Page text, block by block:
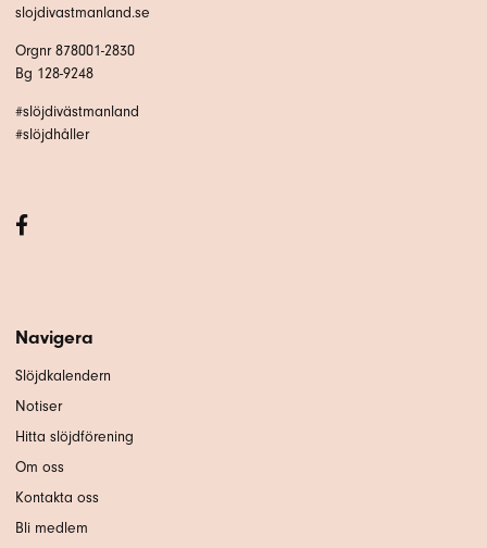
slojdivastmanland.se
Orgnr 878001-2830
Bg 128-9248
#slöjdivästmanland
#slöjdhåller
Navigera
Slöjdkalendern
Notiser
Hitta slöjdförening
Om oss
Kontakta oss
Bli medlem